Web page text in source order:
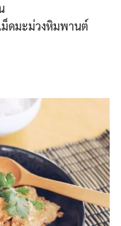
ม็ดมะม่วงหิมพานต์